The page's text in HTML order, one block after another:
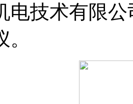
电技术有限